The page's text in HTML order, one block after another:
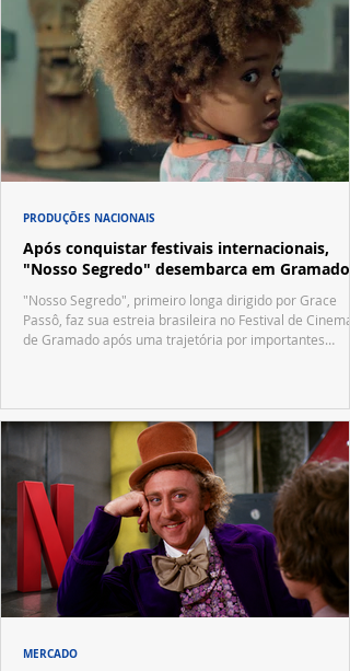
Após conquistar festivais internacionais,
"Nosso Segredo" desembarca em Gramado
"Nosso Segredo", primeiro longa dirigido por Grace
Passô, faz sua estreia brasileira no Festival de Cinema
de Gramado após uma trajetória por importantes
PRODUÇÕES NACIONAIS
MERCADO